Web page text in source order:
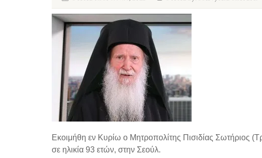
Εκοιμήθη εν Κυρίω ο Μητροπολίτης Πισιδίας Σωτήριος
σε ηλικία 93 ετών, στην Σεούλ.